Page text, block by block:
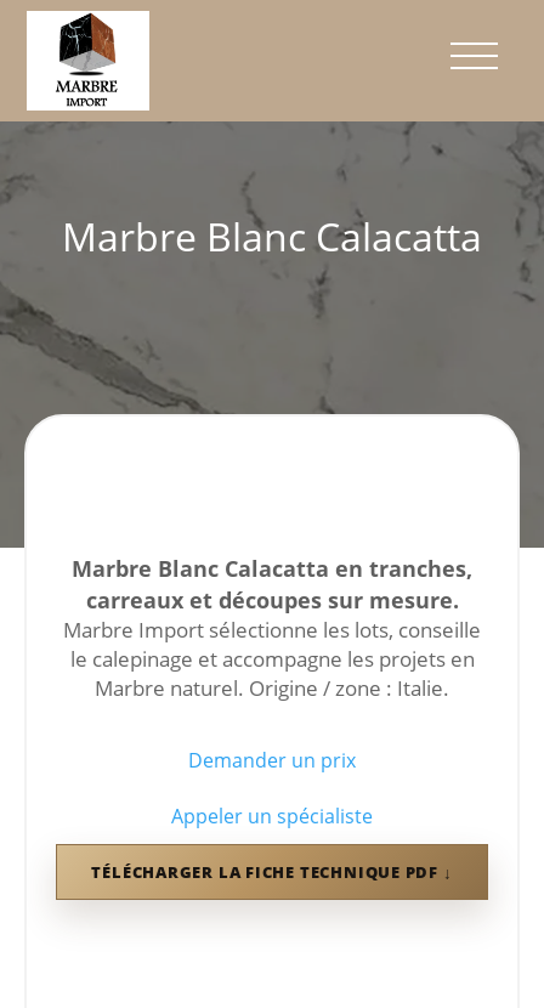
Marbre Blanc Calacatta
Marbre Blanc Calacatta en tranches,
carreaux et découpes sur mesure.
Marbre Import sélectionne les lots, conseille
le calepinage et accompagne les projets en
Marbre naturel. Origine / zone : Italie.
Demander un prix
Appeler un spécialiste
TÉLÉCHARGER LA FICHE TECHNIQUE PDF